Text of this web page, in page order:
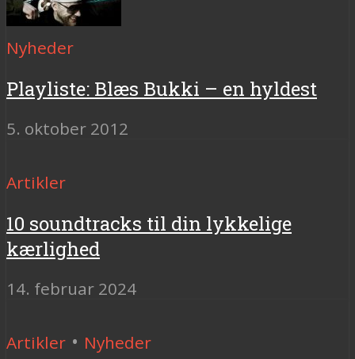
Nyheder
Playliste: Blæs Bukki – en hyldest
5. oktober 2012
Artikler
10 soundtracks til din lykkelige
kærlighed
14. februar 2024
Artikler • Nyheder